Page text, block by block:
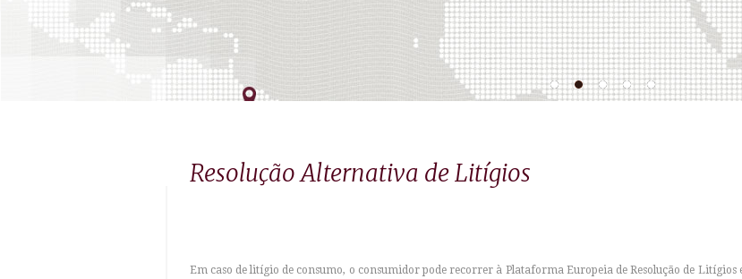
Resolução Alternativa de Litígios
Em caso de litígio de consumo, o consumidor pode recorrer à Plataforma Europeia de Resolução de